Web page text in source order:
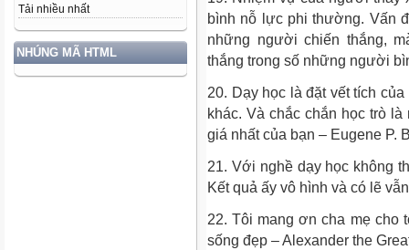
Tải nhiều nhất
NHÚNG MÃ HTML
bình nỗ lực phi thường. Vấn
những người chiến thắng,
thắng trong số những người
20. Dạy học là đặt vết tích
khác. Và chắc chắn học trò
giá nhất của bạn – Eugene P.
21. Với nghề dạy học không
Kết quả ấy vô hình và có lẽ
22. Tôi mang ơn cha mẹ cho
sống đẹp – Alexander the